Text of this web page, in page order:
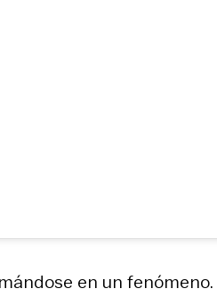
en un fenómeno.